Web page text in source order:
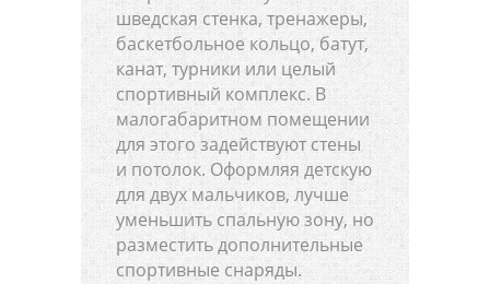
шведская стенка, тренажеры,
баскетбольное кольцо, батут,
канат, турники или целый
спортивный комплекс. В
малогабаритном помещении
для этого задействуют стены
и потолок. Оформляя детскую
для двух мальчиков, лучше
уменьшить спальную зону, но
разместить дополнительные
спортивные снаряды.